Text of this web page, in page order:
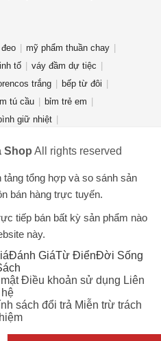
mỹ phẩm thuần chay
tố
váy đầm dự tiệc
trắng
bếp từ đôi
tú cầu
bỉm trẻ em
giữ nhiệt
máy lọc không khí
quạt điều hòa
lò vi sóng
fujifilm
áo hoodie unisex
Shop All rights reserved
tổng hợp và so sánh sản
bán hàng trực tuyến.
tiếp bán bất kỳ sản phẩm nào
này.
Đánh GiáTừ ĐiểnĐời Sống
Điều khoản sử dụng Liên
hệ
sách đổi trả Miễn trừ trách